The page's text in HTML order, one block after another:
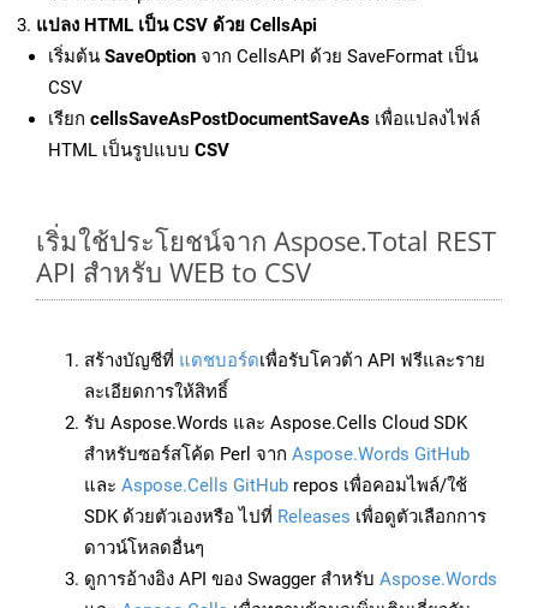
แปลง HTML เป็น CSV ด้วย CellsApi
เริ่มต้น SaveOption จาก CellsAPI ด้วย SaveFormat เป็น
CSV
เรียก cellsSaveAsPostDocumentSaveAs เพื่อแปลงไฟล์
HTML เป็นรูปแบบ CSV
เริ่มใช้ประโยชน์จาก Aspose.Total REST
API สำหรับ WEB to CSV
สร้างบัญชีที่ แดชบอร์ดเพื่อรับโควต้า API ฟรีและราย
ละเอียดการให้สิทธิ์
รับ Aspose.Words และ Aspose.Cells Cloud SDK
สำหรับซอร์สโค้ด Perl จาก Aspose.Words GitHub
และ Aspose.Cells GitHub repos เพื่อคอมไพล์/ใช้
SDK ด้วยตัวเองหรือ ไปที่ Releases เพื่อดูตัวเลือกการ
ดาวน์โหลดอื่นๆ
ดูการอ้างอิง API ของ Swagger สำหรับ Aspose.Words